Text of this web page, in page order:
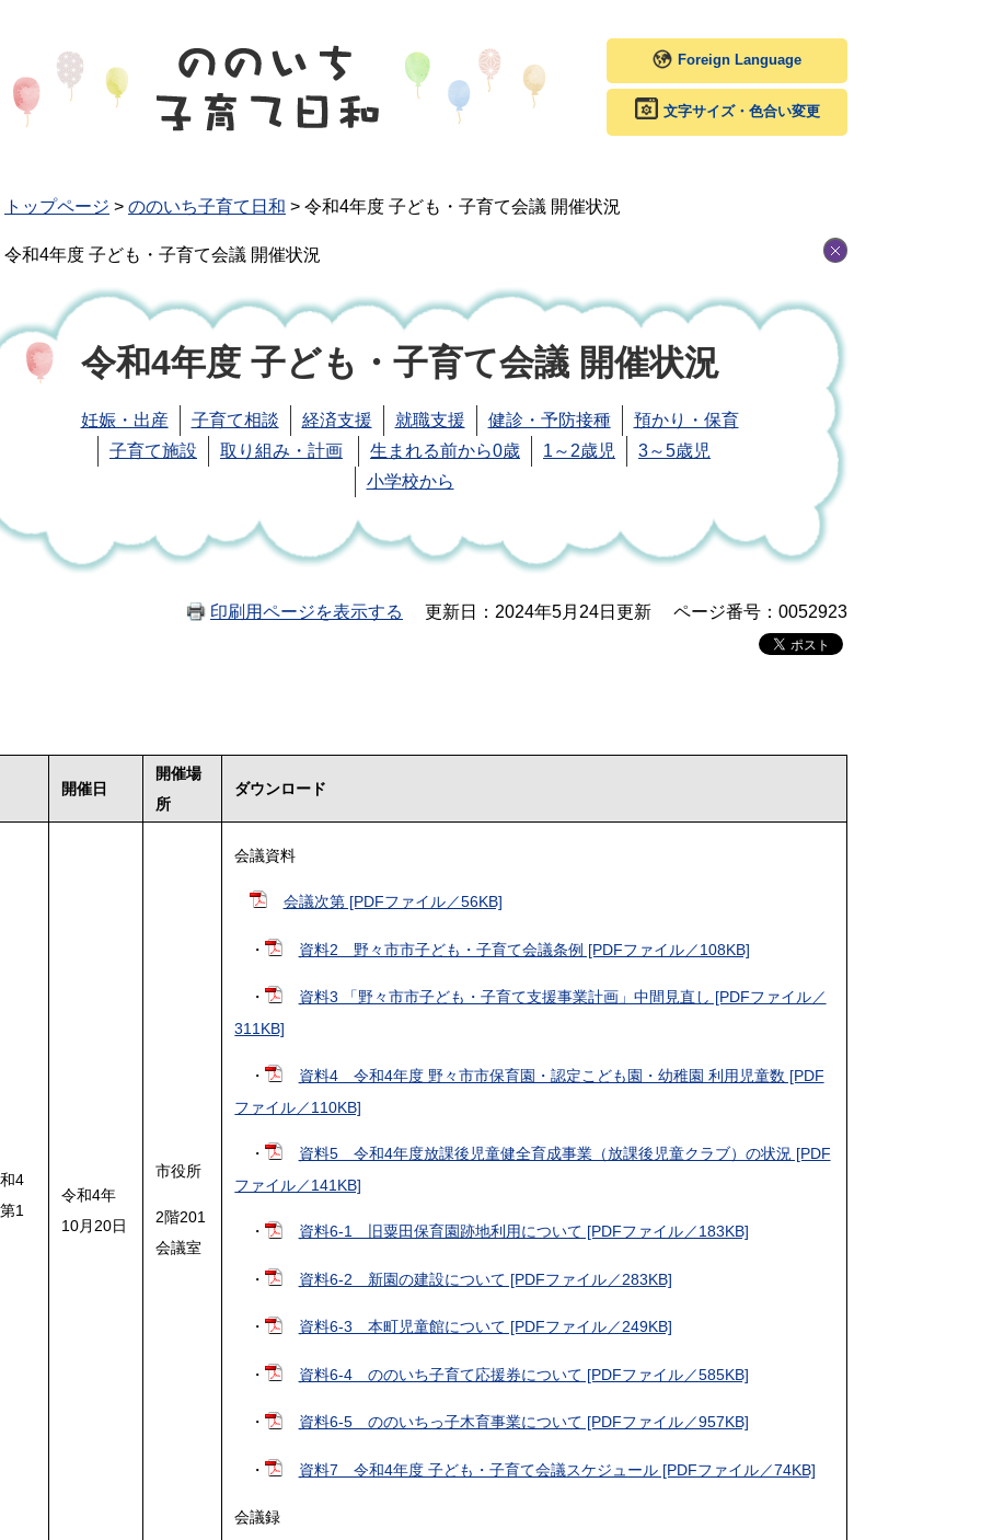
Foreign Language
文字サイズ・色合い変更
トップページ > ののいち子育て日和 > 令和4年度 子ども・子育て会議 開催状況
令和4年度 子ども・子育て会議 開催状況
令和4年度 子ども・子育て会議 開催状況
妊娠・出産 子育て相談 経済支援 就職支援 健診・予防接種
預かり・保育
子育て施設
取り組み・計画 生まれる前から0歳 1～2歳児
3～5歳児
小学校から
印刷用ページを表示する 更新日：2024年5月24日更新 ページ番号：0052923
開催日
開催場
所
ダウンロード
4
1
令和4年
10月20日
市役所
2階201
会議室
会議資料
会議次第 [PDFファイル／56KB]
・ 資料2 野々市市子ども・子育て会議条例 [PDFファイル／108KB]
・
資料3 「野々市市子ども・子育て支援事業計画」中間見直し [PDFファイル／
311KB]
・
資料4 令和4年度 野々市市保育園・認定こども園・幼稚園 利用児童数 [PDF
ファイル／110KB]
・
資料5 令和4年度放課後児童健全育成事業（放課後児童クラブ）の状況 [PDF
ファイル／141KB]
・ 資料6-1 旧粟田保育園跡地利用について [PDFファイル／183KB]
・ 資料6-2 新園の建設について [PDFファイル／283KB]
・ 資料6-3 本町児童館について [PDFファイル／249KB]
・ 資料6-4 ののいち子育て応援券について [PDFファイル／585KB]
・ 資料6-5 ののいちっ子木育事業について [PDFファイル／957KB]
・ 資料7 令和4年度 子ども・子育て会議スケジュール [PDFファイル／74KB]
会議録